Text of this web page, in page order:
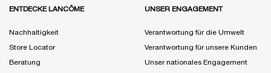
ENTDECKE LANCÔME
Nachhaltigkeit
Store Locator
Beratung
UNSER ENGAGEMENT
Verantwortung für die Umwelt
Verantwortung für unsere Kunden
Unser nationales Engagement